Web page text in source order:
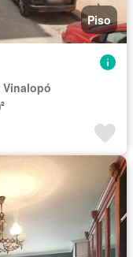
Piso